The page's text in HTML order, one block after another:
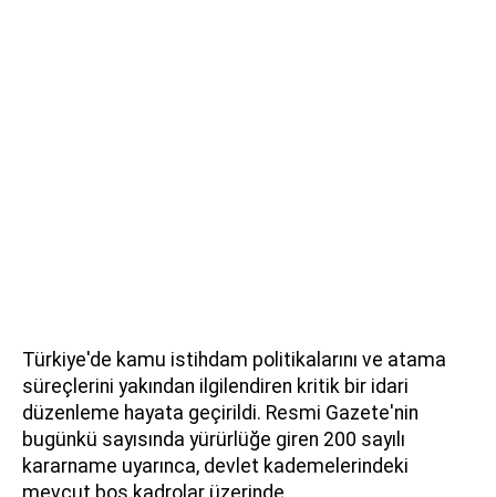
Türkiye'de kamu istihdam politikalarını ve atama
süreçlerini yakından ilgilendiren kritik bir idari
düzenleme hayata geçirildi. Resmi Gazete'nin
bugünkü sayısında yürürlüğe giren 200 sayılı
kararname uyarınca, devlet kademelerindeki
mevcut boş kadrolar üzerinde